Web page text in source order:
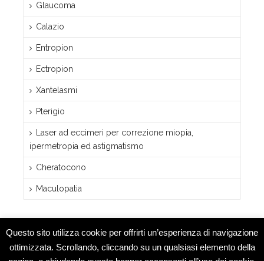
Glaucoma
Calazio
Entropion
Ectropion
Xantelasmi
Pterigio
Laser ad eccimeri per correzione miopia,
ipermetropia ed astigmatismo
Cheratocono
Maculopatia
Questo sito utilizza cookie per offrirti un’esperienza di navigazione
ottimizzata. Scrollando, cliccando su un qualsiasi elemento della